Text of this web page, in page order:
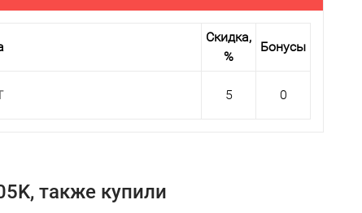
Скидка,
%
Бонусы
5 0
также купили